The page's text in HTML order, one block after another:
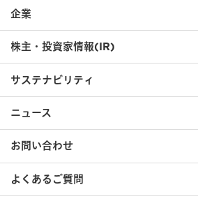
企業
株主・投資家情報(IR)
サステナビリティ
ニュース
お問い合わせ
よくあるご質問